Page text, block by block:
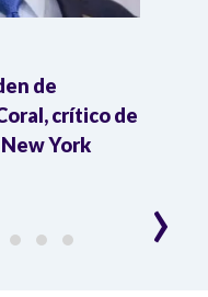
de
crítico de
York
›